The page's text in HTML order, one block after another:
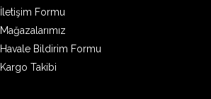
İletişim Formu
Mağazalarımız
Havale Bildirim Formu
Kargo Takibi